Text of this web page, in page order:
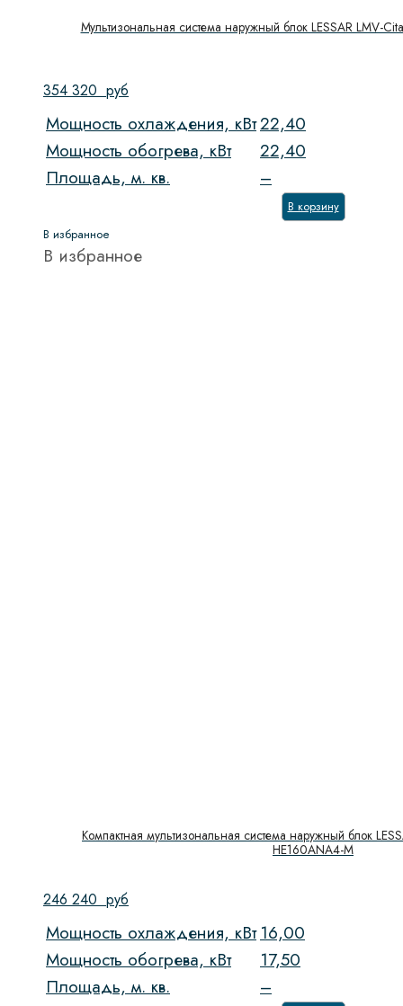
Мультизональная система наружный блок LESSAR LMV-
354 320 руб
Мощность охлаждения, кВт22,40
Мощность обогрева, кВт
22,40
Площадь, м. кв.
–
В корзину
В избранное
В избранное
Компактная мультизональная система наружный блок
HE160ANA4-M
246 240 руб
Мощность охлаждения, кВт 16,00
Мощность обогрева, кВт
17,50
Площадь, м. кв.
–